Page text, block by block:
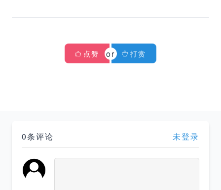
点赞 打赏
0条评论 未登录